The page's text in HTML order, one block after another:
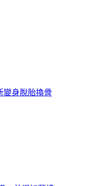
變身脫胎換骨